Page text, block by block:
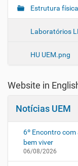
N
ç
o
Estrutura física
Laboratórios
HU UEM.png
Website in
Notícias UEM
6º Encontro
bem viver
06/08/2026